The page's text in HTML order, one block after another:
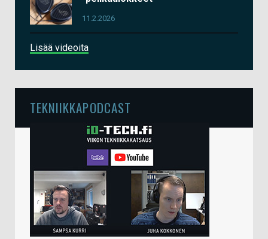
11.2.2026
Lisää videoita
TEKNIIKKAPODCAST